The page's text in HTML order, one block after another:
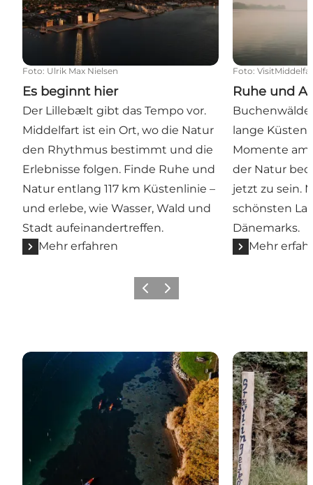
Foto: Ulrik Max Nielsen
Es beginnt hier
Der Lillebælt gibt das Tempo vor.
Middelfart ist ein Ort, wo die Natur
den Rhythmus bestimmt und die
Erlebnisse folgen. Finde Ruhe und
Natur entlang 117 km Küstenlinie –
und erlebe, wie Wasser, Wald und
Stadt aufeinandertreffen.
Mehr erfahren
Foto:
Ruhe und
lange
Momente am
der Natur
jetzt zu sein.
schönsten
Dänemarks.
Mehr
ZurückWeiter
Aktiv in der Natur Erlebnisse